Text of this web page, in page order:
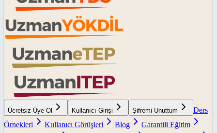
Ücretsiz Üye Ol Kullanıcı Girişi Şifremi Unuttum
Ders
Örnekleri
Kullanıcı Görüşleri Blog
Garantili Eğitim